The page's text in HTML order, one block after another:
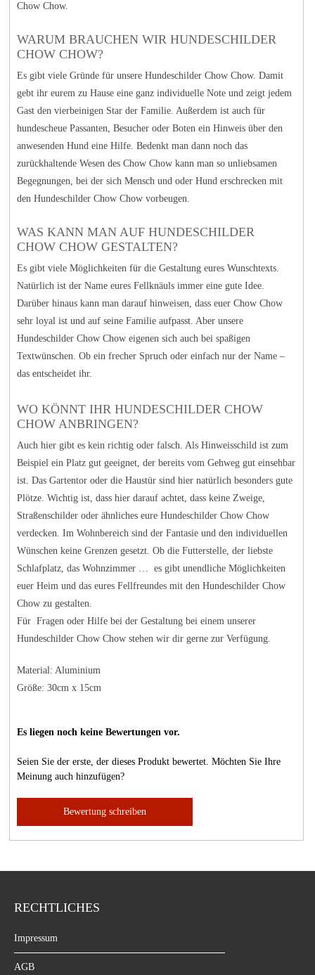
Chow Chow.
WARUM BRAUCHEN WIR HUNDESCHILDER
CHOW CHOW?
Es gibt viele Gründe für unsere Hundeschilder Chow Chow. Damit
gebt ihr eurem zu Hause eine ganz individuelle Note und zeigt jedem
Gast den vierbeinigen Star der Familie. Außerdem ist auch für
hundescheue Passanten, Besucher oder Boten ein Hinweis über den
anwesenden Hund eine Hilfe. Bedenkt man dann noch das
zurückhaltende Wesen des Chow Chow kann man so unliebsamen
Begegnungen, bei der sich Mensch und oder Hund erschrecken mit
den Hundeschilder Chow Chow vorbeugen.
WAS KANN MAN AUF HUNDESCHILDER
CHOW CHOW GESTALTEN?
Es gibt viele Möglichkeiten für die Gestaltung eures Wunschtexts.
Natürlich ist der Name eures Fellknäuls immer eine gute Idee.
Darüber hinaus kann man darauf hinweisen, dass euer Chow Chow
sehr loyal ist und auf seine Familie aufpasst. Aber unsere
Hundeschilder Chow Chow eigenen sich auch bei spaßigen
Textwünschen. Ob ein frecher Spruch oder einfach nur der Name –
das entscheidet ihr.
WO KÖNNT IHR HUNDESCHILDER CHOW
CHOW ANBRINGEN?
Auch hier gibt es kein richtig oder falsch. Als Hinweisschild ist zum
Beispiel ein Platz gut geeignet, der bereits vom Gehweg gut einsehbar
ist. Das Gartentor oder die Haustür sind hier natürlich besonders gute
Plötze. Wichtig ist, dass hier darauf achtet, dass keine Zweige,
Straßenschilder oder ähnliches eure Hundeschilder Chow Chow
verdecken. Im Wohnbereich sind der Fantasie und den individuellen
Wünschen keine Grenzen gesetzt. Ob die Futterstelle, der liebste
Schlafplatz, das Wohnzimmer … es gibt unendliche Möglichkeiten
euer Heim und das eures Fellfreundes mit den Hundeschilder Chow
Chow zu gestalten.
Für Fragen oder Hilfe bei der Gestaltung bei einem unserer
Hundeschilder Chow Chow stehen wir dir gerne zur Verfügung.
Material: Aluminium
Größe: 30cm x 15cm
Es liegen noch keine Bewertungen vor.
Seien Sie der erste, der dieses Produkt bewertet. Möchten Sie Ihre
Meinung auch hinzufügen?
Bewertung schreiben
RECHTLICHES
Impressum
AGB